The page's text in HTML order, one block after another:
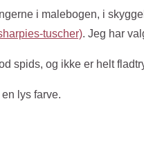
i malebogen, i
tuscher). Jeg har
spids, og ikke er helt
lys farve.